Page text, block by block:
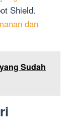
Shield.
dan
Sudah